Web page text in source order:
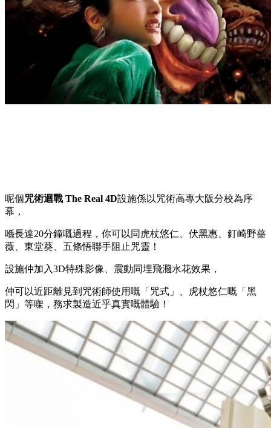
呢個咒術迴戰 The Real 4D設施係以咒術高專大阪分校為序
幕，
喺長達20分鐘嘅過程，你可以同虎杖悠仁、伏黑惠、釘崎野薔
薇、東堂葵、五條悟聯手阻止咒靈！
設施仲加入3D特殊影像、震動同埋飛濺水花效果，
仲可以近距離見到咒術師使用嘅「咒式」、虎杖悠仁嘅「黑
閃」等㗎，務求製造近乎真實嘅體驗！